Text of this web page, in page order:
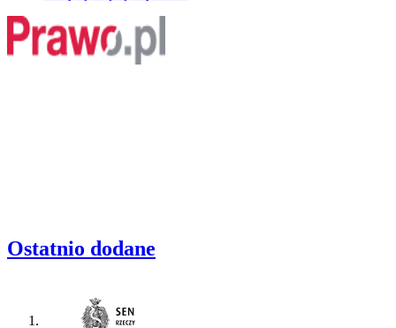
Ostatnio dodane